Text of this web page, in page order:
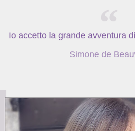
Io accetto la grande avventura
Simone de